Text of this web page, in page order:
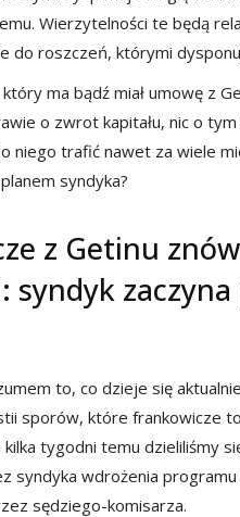
Wierzytelności te będą
do roszczeń, którymi
ma bądź miał umowę z
o zwrot kapitału, nic o
niego trafić nawet za wiele
syndyka?
z Getinu
syndyk
to, co dzieje się
sporów, które frankowicze
tygodni temu dzieliliśmy
syndyka wdrożenia
sędziego-komisarza.